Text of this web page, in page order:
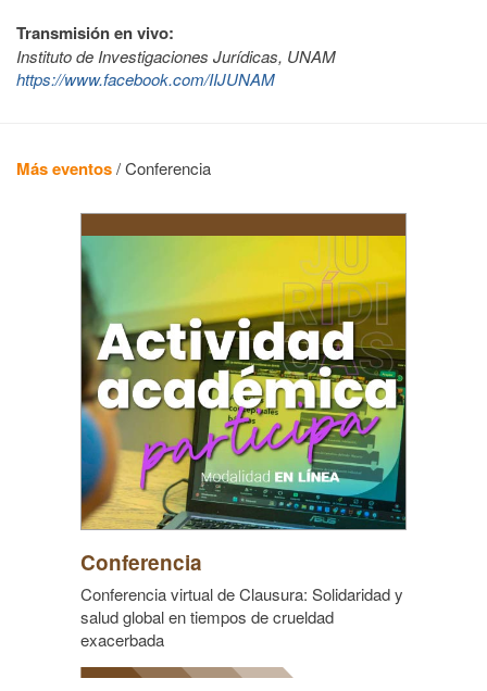
Transmisión en vivo:
Instituto de Investigaciones Jurídicas, UNAM
https://www.facebook.com/IIJUNAM
Más eventos/Conferencia
Conferencia
Conferencia virtual de Clausura: Solidaridad y
salud global en tiempos de crueldad
exacerbada